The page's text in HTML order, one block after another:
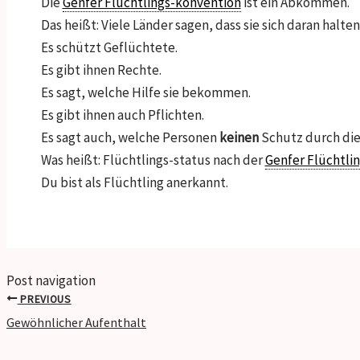
Das heißt: Viele Länder sagen, dass sie sich daran
Es schützt Geflüchtete.
Es gibt ihnen Rechte.
Es sagt, welche Hilfe sie bekommen.
Es gibt ihnen auch Pflichten.
Es sagt auch, welche Personen keinenSchutz durch
Was heißt: Flüchtlings-status nach derGenfer
Du bist als Flüchtling anerkannt.
Post navigation
PREVIOUS
Gewöhnlicher Aufenthalt